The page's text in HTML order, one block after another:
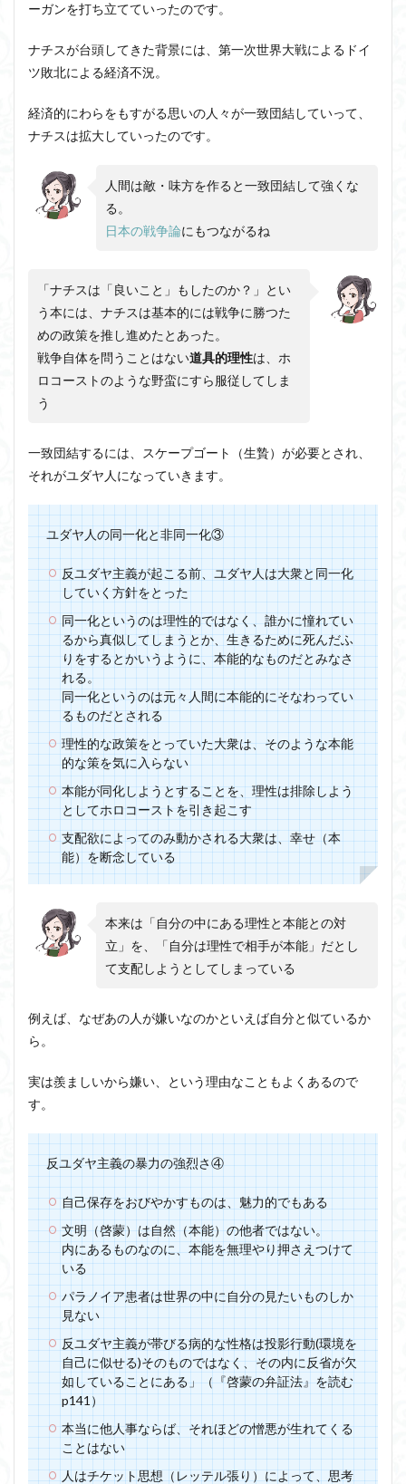
ーガンを打ち立てていったのです。
ナチスが台頭してきた背景には、第一次世界大戦によるドイ
ツ敗北による経済不況。
経済的にわらをもすがる思いの人々が一致団結していって、
ナチスは拡大していったのです。
人間は敵・味方を作ると一致団結して強くな
る。
日本の戦争論にもつながるね
「ナチスは「良いこと」もしたのか？」とい
う本には、ナチスは基本的には戦争に勝つた
めの政策を推し進めたとあった。
戦争自体を問うことはない道具的理性は、ホ
ロコーストのような野蛮にすら服従してしま
う
一致団結するには、スケープゴート（生贄）が必要とされ、
それがユダヤ人になっていきます。
ユダヤ人の同一化と非同一化③
反ユダヤ主義が起こる前、ユダヤ人は大衆と同一化
していく方針をとった
同一化というのは理性的ではなく、誰かに憧れてい
るから真似してしまうとか、生きるために死んだふ
りをするとかいうように、本能的なものだとみなさ
れる。
同一化というのは元々人間に本能的にそなわってい
るものだとされる
理性的な政策をとっていた大衆は、そのような本能
的な策を気に入らない
本能が同化しようとすることを、理性は排除しよう
としてホロコーストを引き起こす
支配欲によってのみ動かされる大衆は、幸せ（本
能）を断念している
本来は「自分の中にある理性と本能との対
立」を、「自分は理性で相手が本能」だとし
て支配しようとしてしまっている
例えば、なぜあの人が嫌いなのかといえば自分と似ているか
ら。
実は羨ましいから嫌い、という理由なこともよくあるので
す。
反ユダヤ主義の暴力の強烈さ④
自己保存をおびやかすものは、魅力的でもある
文明（啓蒙）は自然（本能）の他者ではない。
内にあるものなのに、本能を無理やり押さえつけて
いる
パラノイア患者は世界の中に自分の見たいものしか
見ない
反ユダヤ主義が帯びる病的な性格は投影行動(環境を
自己に似せる)そのものではなく、その内に反省が欠
如していることにある」（『啓蒙の弁証法』を読む
p141）
本当に他人事ならば、それほどの憎悪が生れてくる
ことはない
人はチケット思想（レッテル張り）によって、思考